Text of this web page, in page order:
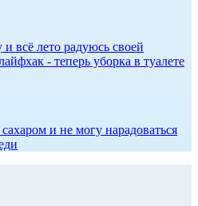
всё лето радуюсь своей
- теперь уборка в туалете
и не могу нарадоваться